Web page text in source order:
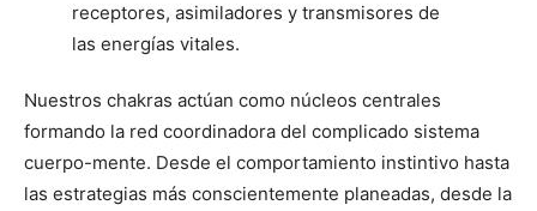
receptores, asimiladores y transmisores de
las energías vitales.
Nuestros chakras actúan como núcleos centrales
formando la red coordinadora del complicado sistema
cuerpo-mente. Desde el comportamiento instintivo hasta
las estrategias más conscientemente planeadas, desde la